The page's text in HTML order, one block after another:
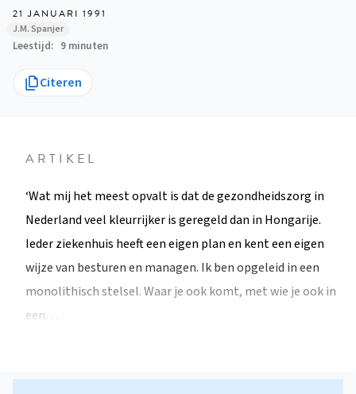
21 JANUARI 1991
J.M. Spanjer
Leestijd 9 minuten
Citeren
ARTIKEL
‘Wat mij het meest opvalt is dat de gezondheidszorg in
Nederland veel kleurrijker is geregeld dan in Hongarije.
Ieder ziekenhuis heeft een eigen plan en kent een eigen
wijze van besturen en managen. Ik ben opgeleid in een
monolithisch stelsel. Waar je ook komt, met wie je ook in
een…